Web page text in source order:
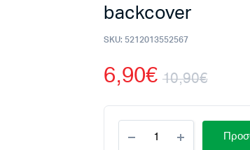
backcover
SKU: 5212013552567
10,90€
6,90€
Η
SOFT